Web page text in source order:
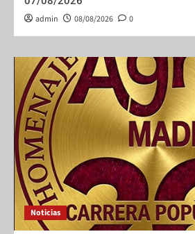
admin 08/08/2026 0
Noticias